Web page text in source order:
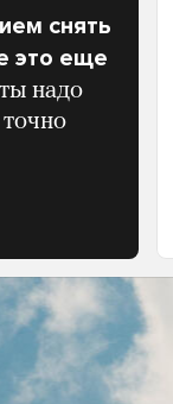
снять
это еще
надо